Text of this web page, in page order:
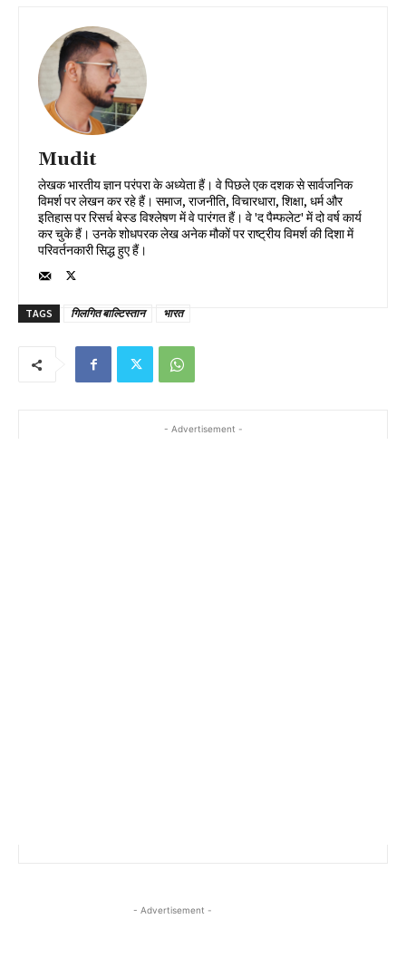
Mudit
लेखक भारतीय ज्ञान परंपरा के अध्येता हैं। वे पिछले एक दशक से सार्वजनिक
विमर्श पर लेखन कर रहे हैं। समाज, राजनीति, विचारधारा, शिक्षा, धर्म और
इतिहास पर रिसर्च बेस्ड विश्लेषण में वे पारंगत हैं। वे 'द पैम्फलेट' में दो वर्ष कार्य
कर चुके हैं। उनके शोधपरक लेख अनेक मौकों पर राष्ट्रीय विमर्श की दिशा में
परिवर्तनकारी सिद्ध हुए हैं।
TAGS गिलगित बाल्टिस्तान भारत
- Advertisement -
- Advertisement -